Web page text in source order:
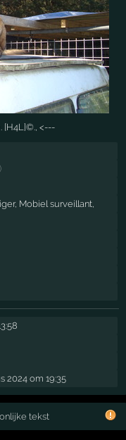
[H4L]©., <---
)
Mobiel surveillant,
2024 om 19:35
tekst